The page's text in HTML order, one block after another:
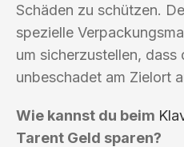
Schäden zu schützen.
spezielle
um sicherzustellen, dass
unbeschadet am Zielort
Wie kannst du beim
Tarent Geld sparen?